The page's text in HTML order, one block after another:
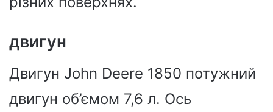
двигун
Двигун John Deere 1850 потужний
двигун об’ємом 7,6 л. Ось